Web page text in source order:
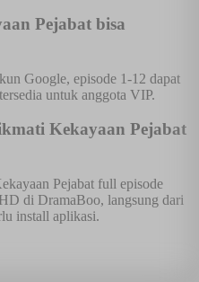
Pejabat bisa
Google, episode 1-12 dapat
untuk anggota VIP.
Kekayaan Pejabat
Pejabat full episode
di DramaBoo, langsung dari
install aplikasi.